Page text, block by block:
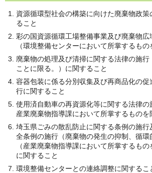
資源循環型社会の構築に向けた廃棄物政
ること
彩の国資源循環工場整備事業及び廃棄物
（環境整備センターにおいて所掌するも
廃棄物の処理及び清掃に関する法律の施行
ことに限る。）に関すること
容器包装に係る分別収集及び再商品化の
行に関すること
使用済自動車の再資源化等に関する法律
産業廃棄物指導課において所掌するものを
埼玉県ごみの散乱防止に関する条例の施
全条例の施行（廃棄物の発生の抑制、循環
（産業廃棄物指導課において所掌するもの
に関すること
環境整備センターとの連絡調整に関するこ